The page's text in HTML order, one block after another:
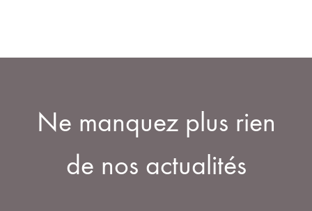
Ne manquez plus rien
de nos actualités